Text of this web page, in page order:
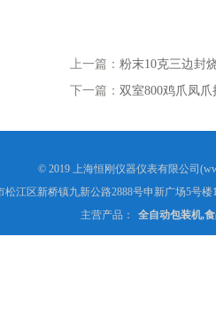
上一篇： 粉末10克三边封
下一篇： 双室800鸡爪凤
© 2019 上海恒刚仪器仪表有限公司
松江区新桥镇九新公路2888号申新广场5号楼
主营产品：
全自动包装机,